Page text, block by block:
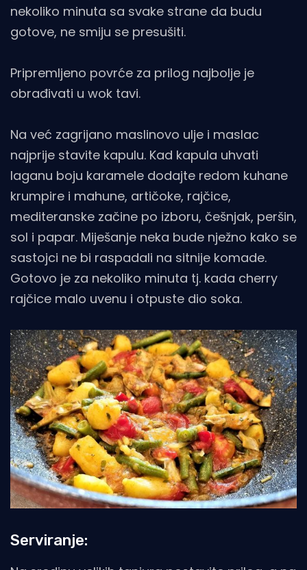
nekoliko minuta sa svake strane da budu
gotove, ne smiju se presušiti.
Pripremljeno povrće za prilog najbolje je
obrađivati u wok tavi.
Na već zagrijano maslinovo ulje i maslac
najprije stavite kapulu. Kad kapula uhvati
laganu boju karamele dodajte redom kuhane
krumpire i mahune, artičoke, rajčice,
mediteranske začine po izboru, češnjak, peršin,
sol i papar. Miješanje neka bude nježno kako se
sastojci ne bi raspadali na sitnije komade.
Gotovo je za nekoliko minuta tj. kada cherry
rajčice malo uvenu i otpuste dio soka.
Serviranje: